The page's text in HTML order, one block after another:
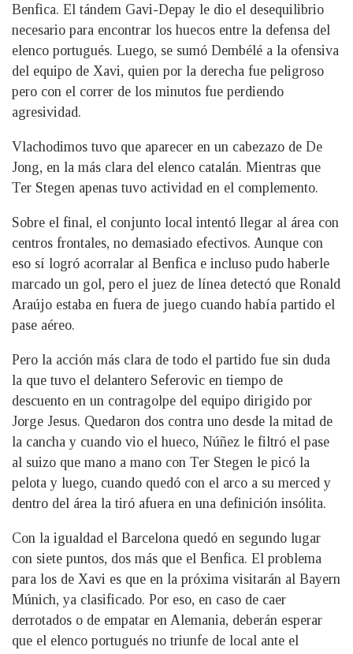
Benfica. El tándem Gavi-Depay le dio el desequilibrio
necesario para encontrar los huecos entre la defensa del
elenco portugués. Luego, se sumó Dembélé a la ofensiva
del equipo de Xavi, quien por la derecha fue peligroso
pero con el correr de los minutos fue perdiendo
agresividad.
Vlachodimos tuvo que aparecer en un cabezazo de De
Jong, en la más clara del elenco catalán. Mientras que
Ter Stegen apenas tuvo actividad en el complemento.
Sobre el final, el conjunto local intentó llegar al área con
centros frontales, no demasiado efectivos. Aunque con
eso sí logró acorralar al Benfica e incluso pudo haberle
marcado un gol, pero el juez de línea detectó que Ronald
Araújo estaba en fuera de juego cuando había partido el
pase aéreo.
Pero la acción más clara de todo el partido fue sin duda
la que tuvo el delantero Seferovic en tiempo de
descuento en un contragolpe del equipo dirigido por
Jorge Jesus. Quedaron dos contra uno desde la mitad de
la cancha y cuando vio el hueco, Núñez le filtró el pase
al suizo que mano a mano con Ter Stegen le picó la
pelota y luego, cuando quedó con el arco a su merced y
dentro del área la tiró afuera en una definición insólita.
Con la igualdad el Barcelona quedó en segundo lugar
con siete puntos, dos más que el Benfica. El problema
para los de Xavi es que en la próxima visitarán al Bayern
Múnich, ya clasificado. Por eso, en caso de caer
derrotados o de empatar en Alemania, deberán esperar
que el elenco portugués no triunfe de local ante el